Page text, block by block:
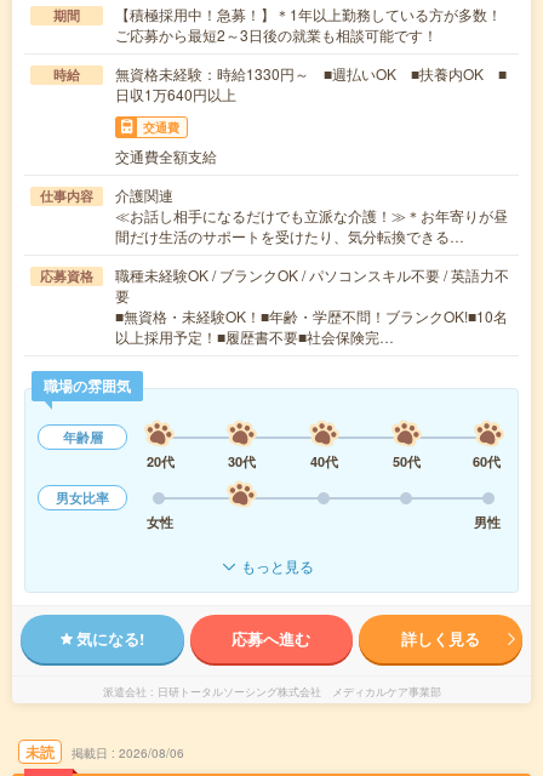
期間
【積極採用中！急募！】＊1年以上勤務している方が多数！
ご応募から最短2～3日後の就業も相談可能です！
時給
無資格未経験：時給1330円～ ■週払いOK ■扶養内OK ■
日収1万640円以上
交通費
交通費全額支給
仕事内容
介護関連
≪お話し相手になるだけでも立派な介護！≫＊お年寄りが昼
間だけ生活のサポートを受けたり、気分転換できる…
応募資格
職種未経験OK / ブランクOK / パソコンスキル不要 / 英語力不
要
■無資格・未経験OK！■年齢・学歴不問！ブランクOK!■10名
以上採用予定！■履歴書不要■社会保険完…
職場の雰囲気
年齢層
20代
30代 40代 50代
60代
男女比率
女性
男性
もっと見る
気になる! 応募へ進む 詳しく見る
派遣会社 日研トータルソーシング株式会社 メディカルケア事業部
未読 掲載日 2026/08/06